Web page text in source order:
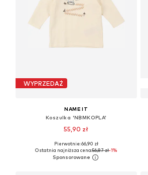
WYPRZEDAŻ
NAME IT
Koszulka 'NBMKOPLA'
55,90 zł
Dostępne rozmiary: 56, 62, 68, 74, 80, 86
Dodaj do koszyka
Pierwotnie: 66,90 zł
Ostatnia najniższa cena:56,87 zł-1%